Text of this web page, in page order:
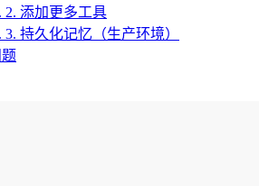
2. 添加更多工具
3. 持久化记忆（生产环境）